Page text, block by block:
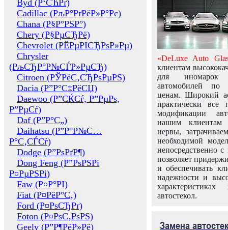
Byd (Р‘СЋРґ)
Cadillac (РљР°РґРёР»Р°Рє)
Chana (Р§Р°РЅР°)
Chery (Р§РµСЂРё)
Chevrolet (РЁРµРІСЂРѕР»Рµ)
Chrysler
(РљСЂР°Р№СЃР»РµСЂ)
Citroen (РЎРёС‚СЂРѕРµРЅ)
Dacia (Р”Р°С‡РёСЏ)
Daewoo (Р”СЌСѓ, Р”РµРѕ,
Р”РµСѓ)
Daf (Р”Р°С„)
Daihatsu (Р”Р°Р№С…
Р°С‚СЃСѓ)
Dodge (Р”РѕРґР¶)
Dong Feng (Р”РѕРЅРі
Р¤РµРЅРі)
Faw (Р¤Р°РІ)
Fiat (Р¤РёР°С‚)
Ford (Р¤РѕСЂРґ)
Foton (Р¤РѕС‚РѕРЅ)
Geely (Р”Р¶РёР»Рё)
«DeLuxe Auto
клиентам
для иномарок
автомобилей
ценам. Широкий
практически все
модификации
нашим клиентам
нервы,
необходимой
непосредственно
позволяет
и обеспечивать
надежности и
автостекол.
Замена